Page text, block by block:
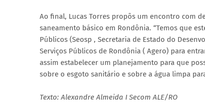
Ao final, Lucas Torres propôs um encontro com
saneamento básico em Rondônia. “Temos que
Públicos (Seosp , Secretaria de Estado do
Serviços Públicos de Rondônia ( Agero) para
assim estabelecer um planejamento para que
sobre o esgoto sanitário e sobre a água limpa
Texto: Alexandre Almeida I Secom ALE/RO